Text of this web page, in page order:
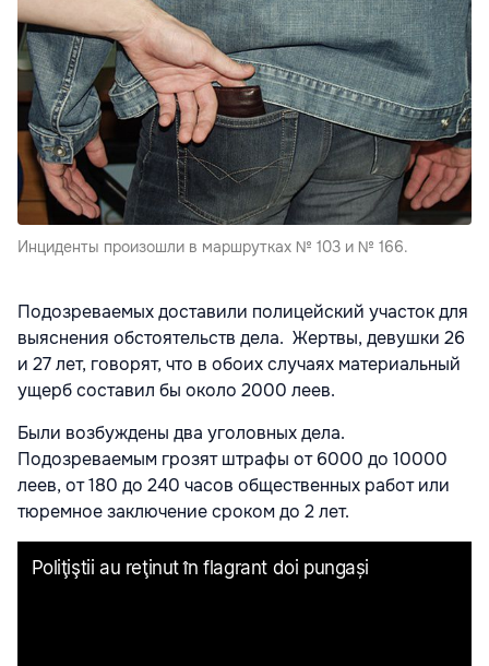
Инциденты произошли в маршрутках № 103 и № 166.
Подозреваемых доставили полицейский участок для
выяснения обстоятельств дела. Жертвы, девушки 26
и 27 лет, говорят, что в обоих случаях материальный
ущерб составил бы около 2000 леев.
Были возбуждены два уголовных дела.
Подозреваемым грозят штрафы от 6000 до 10000
леев, от 180 до 240 часов общественных работ или
тюремное заключение сроком до 2 лет.